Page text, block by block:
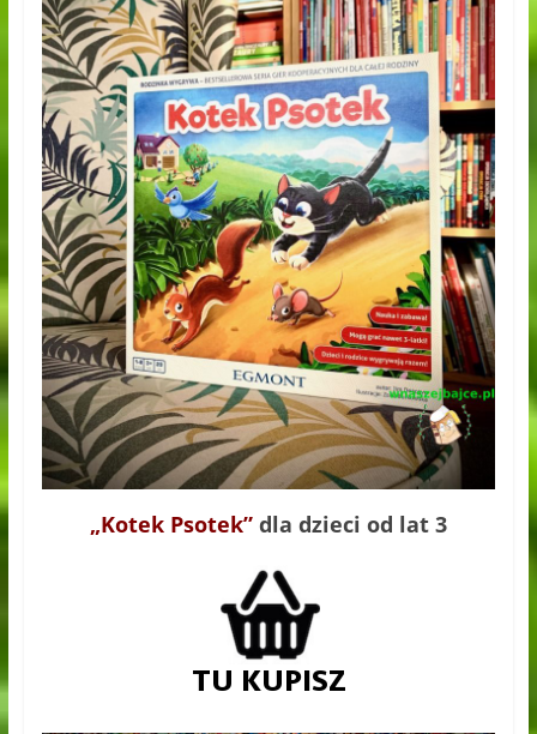
„Kotek Psotek” dla dzieci od lat 3